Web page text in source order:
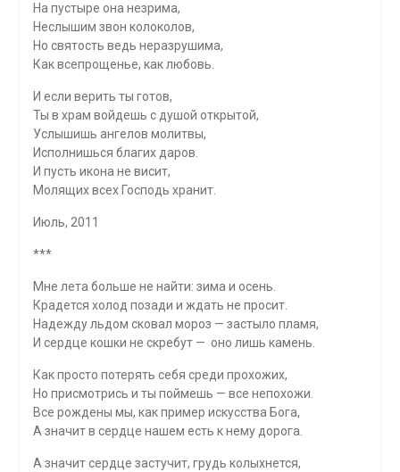
На пустыре она незрима,
Неслышим звон колоколов,
Но святость ведь неразрушима,
Как всепрощенье, как любовь.
И если верить ты готов,
Ты в храм войдешь с душой открытой,
Услышишь ангелов молитвы,
Исполнишься благих даров.
И пусть икона не висит,
Молящих всех Господь хранит.
Июль, 2011
***
Мне лета больше не найти: зима и осень.
Крадется холод позади и ждать не просит.
Надежду льдом сковал мороз — застыло пламя,
И сердце кошки не скребут — оно лишь камень.
Как просто потерять себя среди прохожих,
Но присмотрись и ты поймешь — все непохожи.
Все рождены мы, как пример искусства Бога,
А значит в сердце нашем есть к нему дорога.
А значит сердце застучит, грудь колыхнется,